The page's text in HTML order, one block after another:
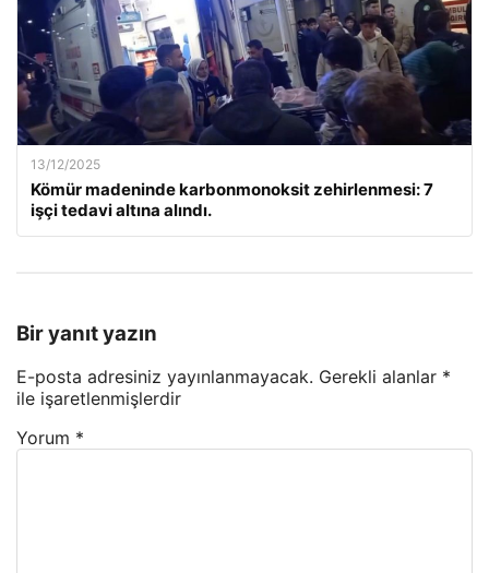
13/12/2025
Kömür madeninde karbonmonoksit zehirlenmesi: 7
işçi tedavi altına alındı.
Bir yanıt yazın
E-posta adresiniz yayınlanmayacak. Gerekli alanlar *
ile işaretlenmişlerdir
Yorum *